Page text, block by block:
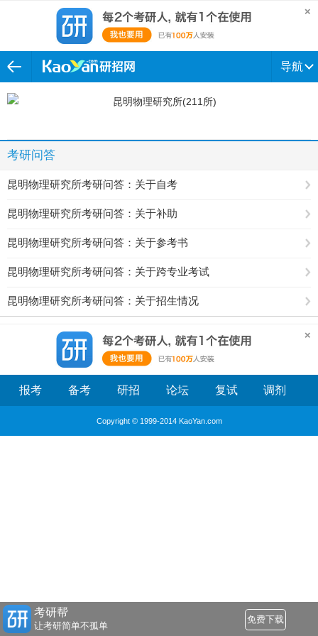
导航
考研问答
昆明物理研究所考研问答：关于自考
昆明物理研究所考研问答：关于补助
昆明物理研究所考研问答：关于参考书
昆明物理研究所考研问答：关于跨专业考试
昆明物理研究所考研问答：关于招生情况
报考 备考 研招 论坛 复试 调剂
Copyright © 1999-2014 KaoYan.com
考研帮
让考研简单不孤单
免费下载